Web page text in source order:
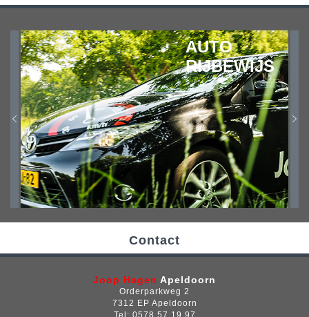
AUTO
RIJBEWIJS
Contact
Joop Hagen Apeldoorn
Orderparkweg 2
7312 EP Apeldoorn